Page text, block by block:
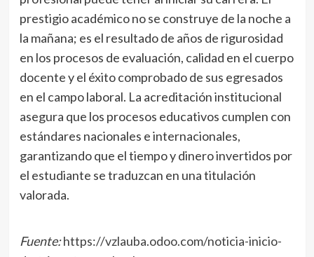
prestigio académico no se construye de la noche a
la mañana; es el resultado de años de rigurosidad
en los procesos de evaluación, calidad en el cuerpo
docente y el éxito comprobado de sus egresados
en el campo laboral. La acreditación institucional
asegura que los procesos educativos cumplen con
estándares nacionales e internacionales,
garantizando que el tiempo y dinero invertidos por
el estudiante se traduzcan en una titulación
valorada.
Fuente:https://vzlauba.odoo.com/noticia-inicio-